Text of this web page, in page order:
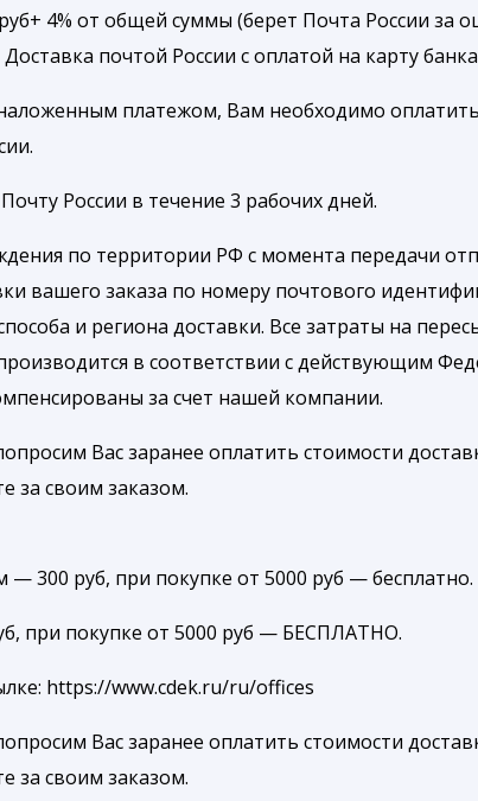
4% от общей суммы (берет Почта России за
почтой России с оплатой на карту
платежом, Вам необходимо
России в течение 3 рабочих дней.
по территории РФ с момента передачи
вашего заказа по номеру почтового
и региона доставки. Все затраты на
в соответствии с действующим
за счет нашей компании.
Вас заранее оплатить стоимости
за своим заказом.
300 руб, при покупке от 5000 руб — бесплатно.
при покупке от 5000 руб — БЕСПЛАТНО.
https://www.cdek.ru/ru/offices
Вас заранее оплатить стоимости
за своим заказом.